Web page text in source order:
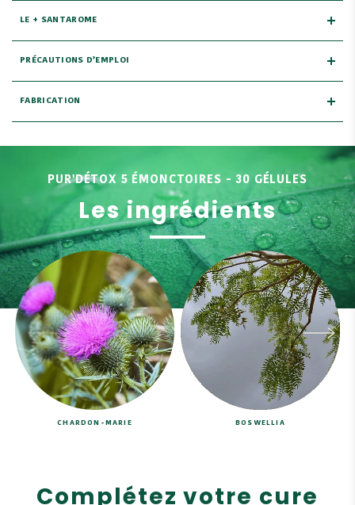
LE + SANTAROME
PRÉCAUTIONS D’EMPLOI
FABRICATION
PUR'DÉTOX 5 ÉMONCTOIRES - 30 GÉLULES
Les ingrédients
CHARDON-MARIE BOSWELLIA
Complétez votre cure